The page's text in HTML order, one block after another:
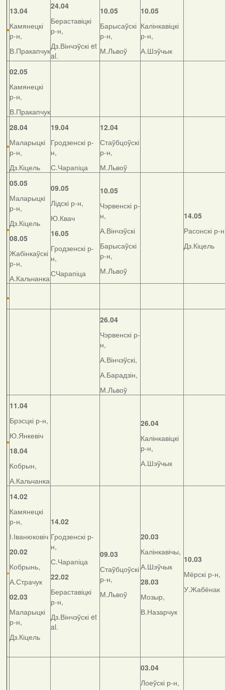
13.04
Камянецкі
р-н,
В.Пракапчук
24.04
Бераставіцкі
р-н,
Дз.Вінчэўскі et
al.
10.05
Барысаўскі
р-н,
М.Львоў
10.05
Калінкавіцкі
р-н,
А.Шэўчык
02.05
Камянецкі
р-н,
В.Пракапчук
28.04
Маларыцкі
р-н,
Дз.Кіцель
19.04
Гродзенскі р-
н,
С.Чарапіца
12.04
Стаўбцоўскі
р-н,
М.Львоў
05.05
Маларыцкі
р-н,
Дз.Кіцель
08.05
Жабінкаўскі
р-н,
А.Кальчанка
09.05
Лідскі р-н,
Ю.Квач
16.05
Гродзенскі р-
н,
СЧарапіца
10.05
Чэрвенскі р-
н,
А.Вінчэўскі
Барысаўскі
р-н,
М.Львоў
14.05
Расонскі р-
Дз.Кіцель
26.04
Чэрвенскі р-
н,
А.Вінчэўскі,
А.Барадзін,
М.Львоў
11.04
Брэсцкі р-н,
Ю.Янкевіч
18.04
Кобрын,
А.Кальчанка
26.04
Калінкавіцкі
р-н,
А.Шэўчык
14.02
Камянецкі
р-н,
І.Іванюковіч
20.02
Кобрынь,
А.Страчук
02.03
Маларыцкі
р-н,
Дз.Кіцель
14.02
Гродзенскі р-
н,
С.Чарапіца
22.02
Бераставіцкі
р-н,
Дз.Вінчэўскі et
al.
09.03
Стаўбцоўскі
р-н,
М.Львоў
20.03
Калінкавічы,
А.Шэўчык
28.03
Мозыр,
В.Назарчук
10.03
Мёрскі р-н,
У.Жабёнак
03.04
Лоеўскі р-н,